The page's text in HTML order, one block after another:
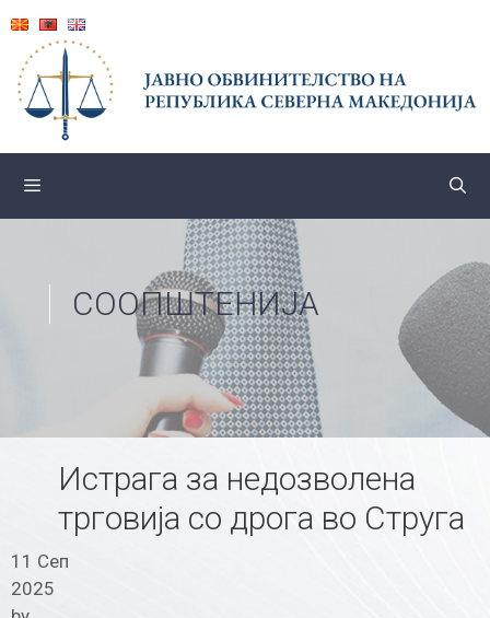
content
СООПШТЕНИЈА
Истрага за недозволена
трговија со дрога во Струга
11 Сеп
2025